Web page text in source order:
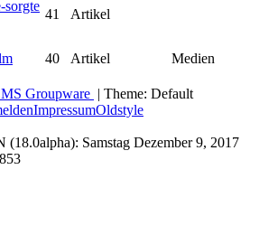
sorgte
41
Artikel
40 Artikel Medien
Groupware | Theme: Default
ImpressumOldstyle
(18.0alpha): Samstag Dezember 9, 2017